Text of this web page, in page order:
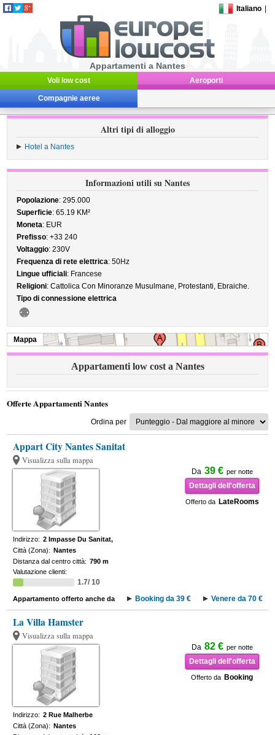
Italiano
Appartamenti a Nantes
Voli low cost Aeroporti
Compagnie aeree
Altri tipi di alloggio
Hotel a Nantes
Informazioni utili su Nantes
Popolazione: 295.000
Superficie: 65.19 KM²
Moneta: EUR
Prefisso: +33 240
Voltaggio: 230V
Frequenza di rete elettrica: 50Hz
Lingue ufficiali: Francese
Religioni: Cattolica Con Minoranze Musulmane, Protestanti, Ebraiche.
Tipo di connessione elettrica
Mappa
Appartamenti low cost a Nantes
Offerte Appartamenti Nantes
Ordina per
Appart City Nantes Sanitat
Visualizza sulla mappa
Da 39 € per notte
Dettagli dell'offerta
Offerto da LateRooms
Indirizzo: 2 Impasse Du Sanitat,
Città (Zona): Nantes
Distanza dal centro città: 790 m
Valutazione clienti:
1.7/ 10
Appartamento offerto anche da Booking da 39 € Venere da 70 €
La Villa Hamster
Visualizza sulla mappa
Da 82 € per notte
Dettagli dell'offerta
Offerto da Booking
Indirizzo: 2 Rue Malherbe
Città (Zona): Nantes